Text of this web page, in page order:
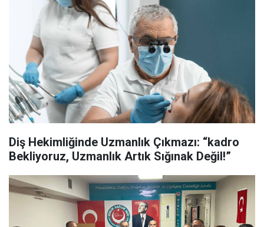
Diş Hekimliğinde Uzmanlık Çıkmazı: “kadro
Bekliyoruz, Uzmanlık Artık Sığınak Değil!”